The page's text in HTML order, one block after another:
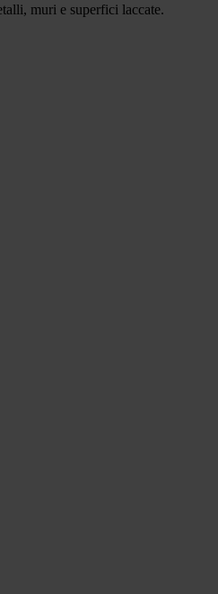
muri e superfici laccate.